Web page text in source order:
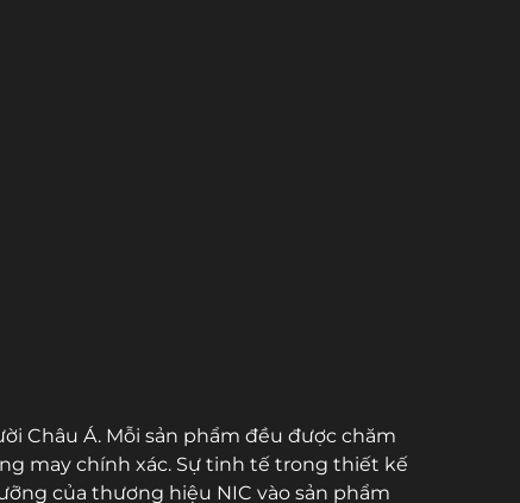
Châu Á. Mỗi sản phẩm đều được chăm
may chính xác. Sự tinh tế trong thiết kế
của thương hiệu NIC vào sản phẩm